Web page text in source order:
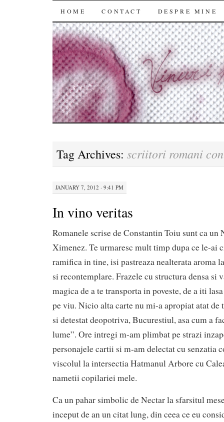
SKIP
TO
CONTENT
HOME CONTACT DESPRE MINE
Tag Archives: scriitori romani
JANUARY 7, 2012 · 9:41 PM
In vino veritas
Romanele scrise de Constantin Toiu sunt ca un
Ximenez. Te urmaresc mult timp dupa ce le-ai
ramifica in tine, isi pastreaza nealterata aroma
si recontemplare. Frazele cu structura densa si
magica de a te transporta in poveste, de a iti
pe viu. Nicio alta carte nu mi-a apropiat atat de
si detestat deopotriva, Bucurestiul, asa cum a
lume”. Ore intregi m-am plimbat pe strazi
personajele cartii si m-am delectat cu senzatia
viscolul la intersectia Hatmanul Arbore cu
nametii copilariei mele.
Ca un pahar simbolic de Nectar la sfarsitul
inceput de an un citat lung, din ceea ce eu